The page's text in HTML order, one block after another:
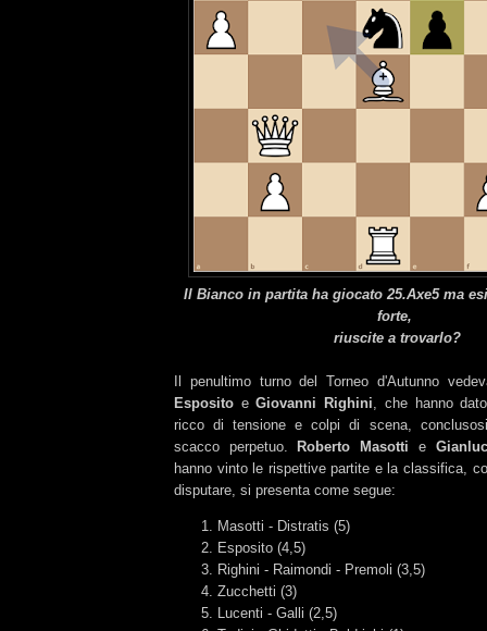
Il Bianco in partita ha giocato 25.Axe5 ma
forte,
riuscite a trovarlo?
Il penultimo turno del Torneo d'Autunno
Esposito eGiovanni Righini , che hanno
ricco di tensione e colpi di scena,
scacco perpetuo.Roberto Masotti e
hanno vinto le rispettive partite e la classifica,
disputare, si presenta come segue:
Masotti - Distratis (5)
Esposito (4,5)
Righini - Raimondi - Premoli (3,5)
Zucchetti (3)
Lucenti - Galli (2,5)